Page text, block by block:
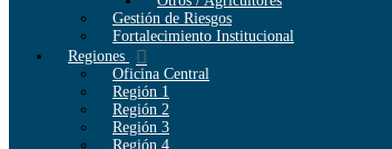
Gestión de Riesgos
Fortalecimiento Institucional
Regiones
Oficina Central
Región 1
Región 2
Región 3
Región 4